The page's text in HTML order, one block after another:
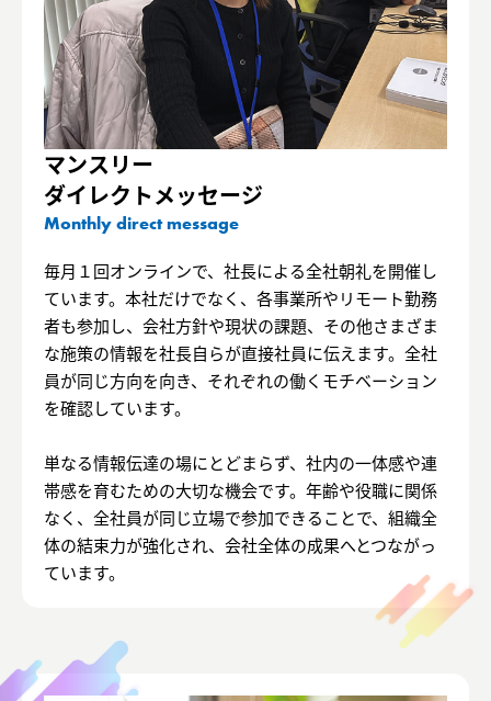
マンスリー
ダイレクトメッセージ
Monthly direct message
毎月１回オンラインで、社長による全社朝礼を開催し
ています。本社だけでなく、各事業所やリモート勤務
者も参加し、会社方針や現状の課題、その他さまざま
な施策の情報を社長自らが直接社員に伝えます。全社
員が同じ方向を向き、それぞれの働くモチベーション
を確認しています。
単なる情報伝達の場にとどまらず、社内の一体感や連
帯感を育むための大切な機会です。年齢や役職に関係
なく、全社員が同じ立場で参加できることで、組織全
体の結束力が強化され、会社全体の成果へとつながっ
ています。